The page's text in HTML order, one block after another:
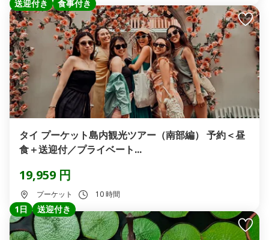
送迎付き 食事付き
タイ プーケット島内観光ツアー（南部編） 予約＜昼
食＋送迎付／プライベート...
19,959 円
プーケット 10 時間
1日 送迎付き